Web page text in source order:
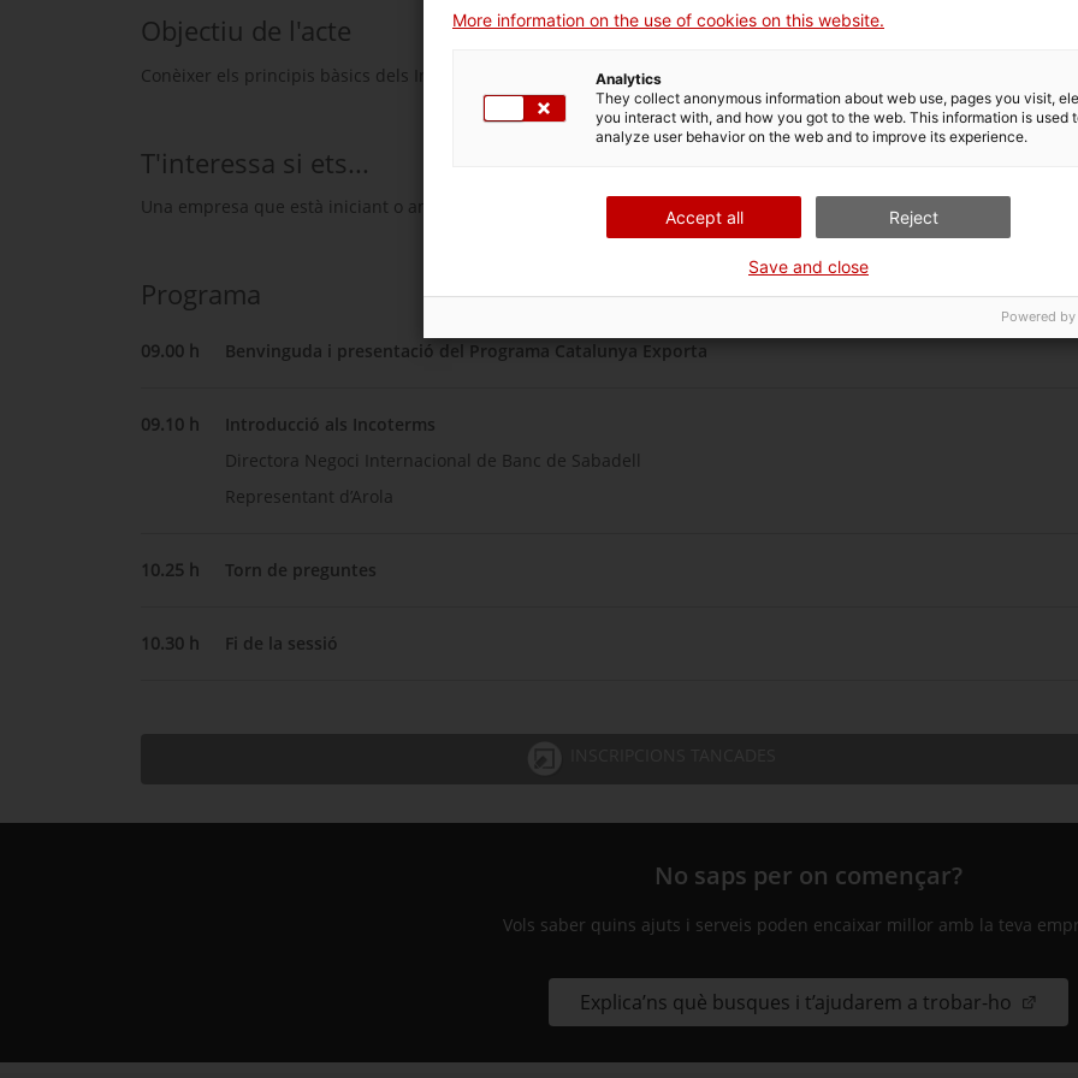
Objectiu de l'acte
Conèixer els principis bàsics dels Incoterms vigents i quan es recomana la utilització de cadascun d’ells.
T'interessa si ets...
Una empresa que està iniciant o ampliant la seva presència en mercats internacionals.
Programa
09.00 h Benvinguda i presentació del Programa Catalunya Exporta
09.10 h
Introducció als Incoterms
Directora Negoci Internacional de Banc de Sabadell
Representant d’Arola
10.25 h Torn de preguntes
10.30 h Fi de la sessió
No saps per on començar?
Vols saber quins ajuts i serveis poden encaixar millor amb la teva
Explica’ns què busques i t’ajudarem a trobar-ho
More information on the use of cookies on this website.
Analytics
They collect anonymous information about web use, pages you visit,
you interact with, and how you got to the web. This information is used
analyze user behavior on the web and to improve its experience.
Accept all Reject
Save and close
Powered by